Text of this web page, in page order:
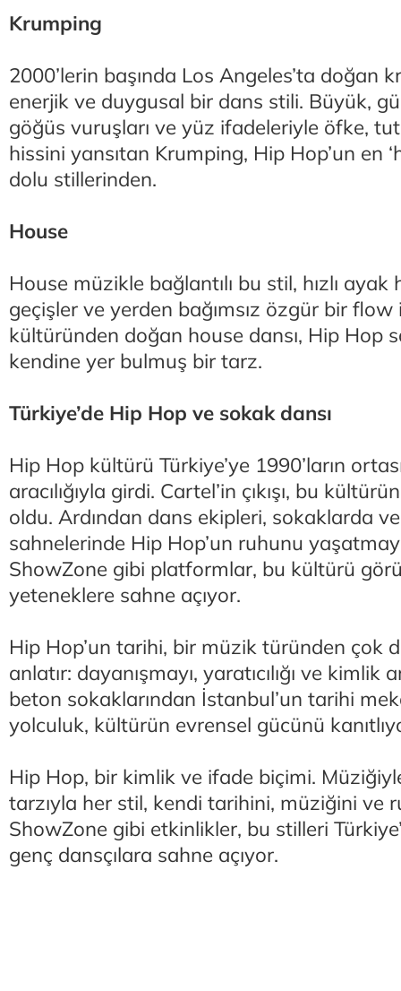
Krumping
2000’lerin başında Los Angeles’ta doğan
enerjik ve duygusal bir dans stili. Büyük,
göğüs vuruşları ve yüz ifadeleriyle öfke,
hissini yansıtan Krumping, Hip Hop’un en
dolu stillerinden.
House
House müzikle bağlantılı bu stil, hızlı ayak
geçişler ve yerden bağımsız özgür bir flow
kültüründen doğan house dansı, Hip Hop
kendine yer bulmuş bir tarz.
Türkiye’de Hip Hop ve sokak dansı
Hip Hop kültürü Türkiye’ye 1990’ların
aracılığıyla girdi. Cartel’in çıkışı, bu
oldu. Ardından dans ekipleri, sokaklarda
sahnelerinde Hip Hop’un ruhunu
ShowZone gibi platformlar, bu kültürü
yeteneklere sahne açıyor.
Hip Hop’un tarihi, bir müzik türünden çok
anlatır: dayanışmayı, yaratıcılığı ve kimlik
beton sokaklarından İstanbul’un tarihi
yolculuk, kültürün evrensel gücünü
Hip Hop, bir kimlik ve ifade biçimi.
tarzıyla her stil, kendi tarihini, müziğini ve
ShowZone gibi etkinlikler, bu stilleri
genç dansçılara sahne açıyor.